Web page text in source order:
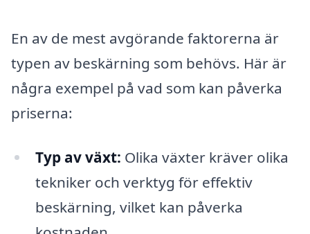
En av de mest avgörande faktorerna är
typen av beskärning som behövs. Här är
några exempel på vad som kan påverka
priserna:
Typ av växt: Olika växter kräver olika
tekniker och verktyg för effektiv
beskärning, vilket kan påverka